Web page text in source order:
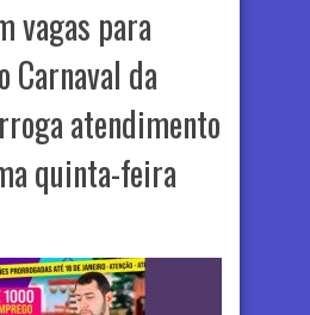
vagas para
Carnaval da
atendimento
quinta-feira